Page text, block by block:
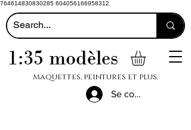
764614830830285 604056166958312
1:35 modèles
Maquettes, peintures et plus.
Se connecter